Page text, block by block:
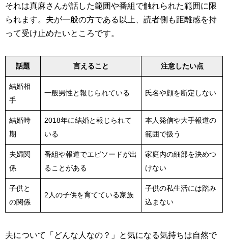
それは真麻さんが話した範囲や番組で触れられた範囲に限
られます。夫が一般の方である以上、読者側も距離感を持
って受け止めたいところです。
話題 言えること 注意したい点
結婚相
手
一般男性と報じられている 氏名や顔を断定しない
結婚時
期
2018年に結婚と報じられて
いる
本人発信や大手報道の
範囲で扱う
夫婦関
係
番組や報道でエピソードが出
ることがある
家庭内の細部を決めつ
けない
子供と
の関係
2人の子供を育てている家族
子供の私生活には踏み
込まない
夫について「どんな人なの？」と気になる気持ちは自然で